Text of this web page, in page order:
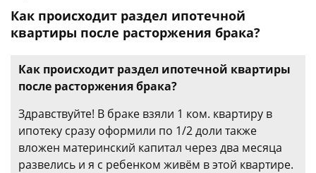
Как происходит раздел ипотечной
квартиры после расторжения брака?
Как происходит раздел ипотечной квартиры
после расторжения брака?
Здравствуйте! В браке взяли 1 ком. квартиру в
ипотеку сразу оформили по 1/2 доли также
вложен материнский капитал через два месяца
развелись и я с ребенком живём в этой квартире.